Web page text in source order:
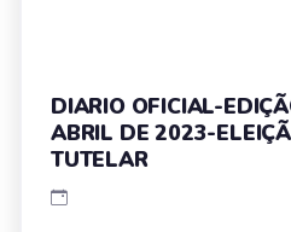
DIARIO OFICIAL-
ABRIL DE 2023-
TUTELAR